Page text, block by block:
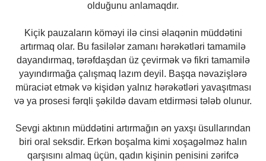
olduğunu anlamaqdır.
Kiçik pauzaların köməyi ilə cinsi əlaqənin müddətini
artırmaq olar. Bu fasilələr zamanı hərəkətləri tamamilə
dayandırmaq, tərəfdaşdan üz çevirmək və fikri tamamilə
yayındırmağa çalışmaq lazım deyil. Başqa nəvazişlərə
müraciət etmək və kişidən yalnız hərəkətləri yavaşıtması
və ya prosesi fərqli şəkildə davam etdirməsi tələb olunur.
Sevgi aktının müddətini artırmağın ən yaxşı üsullarından
biri oral seksdir. Erkən boşalma kimi xoşagəlməz halın
qarşısını almaq üçün, qadın kişinin penisini zərifcə